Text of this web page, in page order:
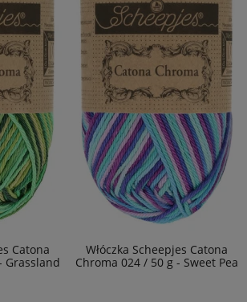
Catona
Grassland
Włóczka Scheepjes Catona
Chroma 024 / 50 g - Sweet Pea